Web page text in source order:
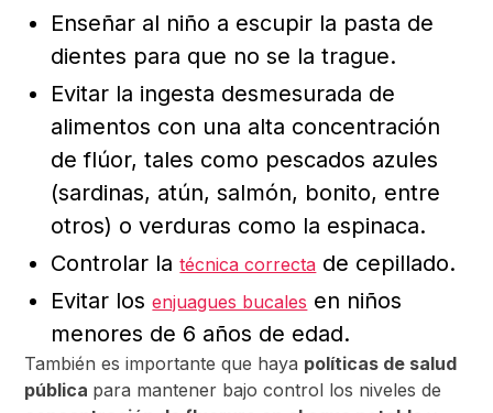
Enseñar al niño a escupir la pasta de
dientes para que no se la trague.
Evitar la ingesta desmesurada de
alimentos con una alta concentración
de flúor, tales como pescados azules
(sardinas, atún, salmón, bonito, entre
otros) o verduras como la espinaca.
Controlar latécnica correcta de cepillado.
Evitar losenjuagues bucales en niños
menores de 6 años de edad.
También es importante que haya políticas de salud
pública para mantener bajo control los niveles de